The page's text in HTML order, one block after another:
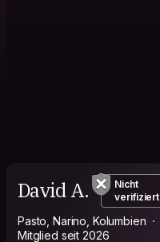
David A.
Nicht
verifiziert
Pasto, Narino, Kolumbien
Mitglied seit 2026